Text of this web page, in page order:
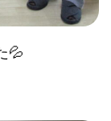
💦